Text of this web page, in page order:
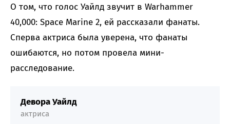
О том, что голос Уайлд звучит в Warhammer
40,000: Space Marine 2, ей рассказали фанаты.
Сперва актриса была уверена, что фанаты
ошибаются, но потом провела мини-
расследование.
Девора Уайлд
актриса